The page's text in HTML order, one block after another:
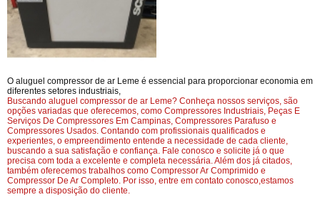
O aluguel compressor de ar Leme é essencial para proporcionar economia em
diferentes setores industriais,
Buscando aluguel compressor de ar Leme? Conheça nossos serviços, são
opções variadas que oferecemos, como Compressores Industriais, Peças E
Serviços De Compressores Em Campinas, Compressores Parafuso e
Compressores Usados. Contando com profissionais qualificados e
experientes, o empreendimento entende a necessidade de cada cliente,
buscando a sua satisfação e confiança. Fale conosco e solicite já o que
precisa com toda a excelente e completa necessária. Além dos já citados,
também oferecemos trabalhos como Compressor Ar Comprimido e
Compressor De Ar Completo. Por isso, entre em contato conosco,estamos
sempre a disposição do cliente.